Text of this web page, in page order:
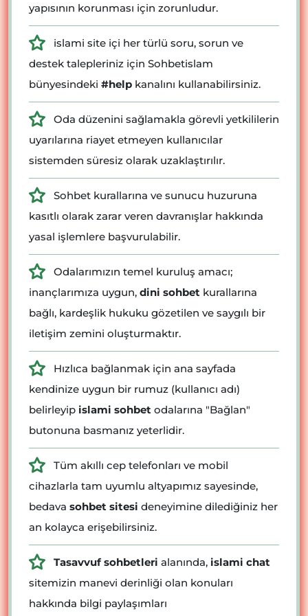
yapısının korunması için zorunludur.
islami site içi her türlü soru, sorun ve
destek talepleriniz için Sohbetislam
bünyesindeki #help kanalını kullanabilirsiniz.
Oda düzenini sağlamakla görevli yetkililerin
uyarılarına riayet etmeyen kullanıcılar
sistemden süresiz olarak uzaklaştırılır.
Sohbet kurallarına ve sunucu huzuruna
kasıtlı olarak zarar veren davranışlar hakkında
yasal işlemlere başvurulabilir.
Odalarımızın temel kuruluş amacı;
inançlarımıza uygun, dini sohbet kurallarına
bağlı, kardeşlik hukuku gözetilen ve saygılı bir
iletişim zemini oluşturmaktır.
Hızlıca bağlanmak için ana sayfada
kendinize uygun bir rumuz (kullanıcı adı)
belirleyip islami sohbet odalarına "Bağlan"
butonuna basmanız yeterlidir.
Tüm akıllı cep telefonları ve mobil
cihazlarla tam uyumlu altyapımız sayesinde,
bedava sohbet sitesi deneyimine dilediğiniz her
an kolayca erişebilirsiniz.
Tasavvuf sohbetleri alanında, islami chat
sitemizin manevi derinliği olan konuları
hakkında bilgi paylaşımları